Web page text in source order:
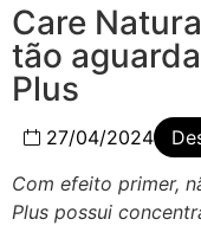
Care
tão
Plus
27/04/2024
Com efeito primer,
Plus possui